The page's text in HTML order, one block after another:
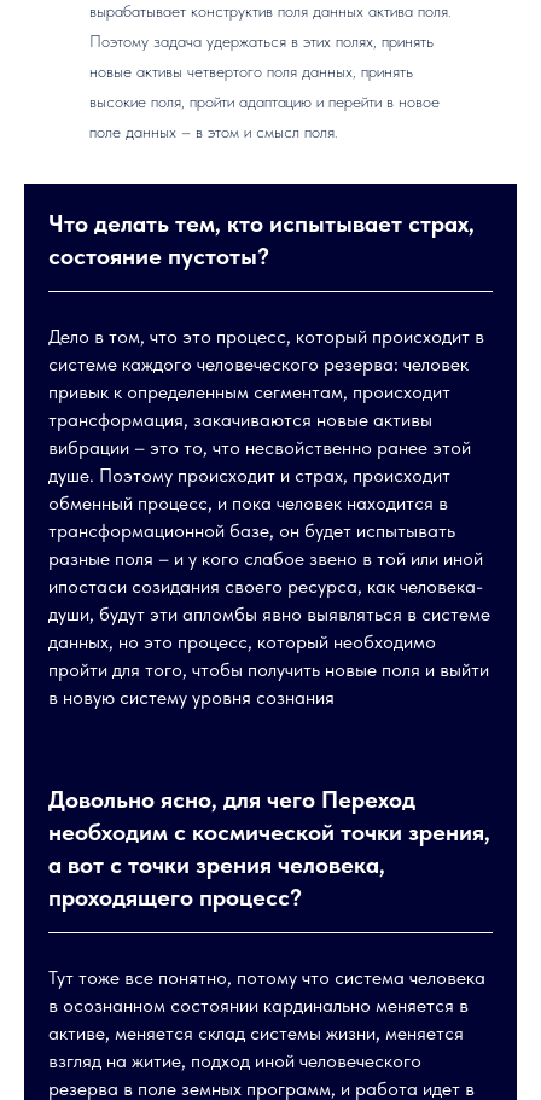
вырабатывает конструктив поля данных актива поля.
Поэтому задача удержаться в этих полях, принять
новые активы четвертого поля данных, принять
высокие поля, пройти адаптацию и перейти в новое
поле данных – в этом и смысл поля.
Что делать тем, кто испытывает страх,
состояние пустоты?
Дело в том, что это процесс, который происходит в
системе каждого человеческого резерва: человек
привык к определенным сегментам, происходит
трансформация, закачиваются новые активы
вибрации – это то, что несвойственно ранее этой
душе. Поэтому происходит и страх, происходит
обменный процесс, и пока человек находится в
трансформационной базе, он будет испытывать
разные поля – и у кого слабое звено в той или иной
ипостаси созидания своего ресурса, как человека-
души, будут эти апломбы явно выявляться в системе
данных, но это процесс, который необходимо
пройти для того, чтобы получить новые поля и выйти
в новую систему уровня сознания
Довольно ясно, для чего Переход
необходим с космической точки зрения,
а вот с точки зрения человека,
проходящего процесс?
Тут тоже все понятно, потому что система человека
в осознанном состоянии кардинально меняется в
активе, меняется склад системы жизни, меняется
взгляд на житие, подход иной человеческого
резерва в поле земных программ, и работа идет в